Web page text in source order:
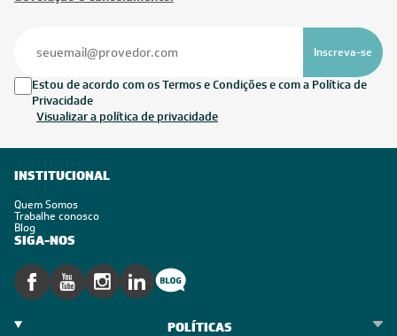
Inscreva-se
Estou de acordo com os Termos e Condições e com a Política de
Privacidade
Visualizar a política de privacidade
INSTITUCIONAL
Quem Somos
Trabalhe conosco
Blog
SIGA-NOS
POLÍTICAS